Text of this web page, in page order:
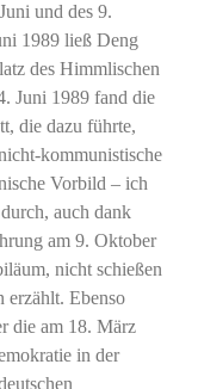
und des 9.
1989 ließ Deng
des Himmlischen
Juni 1989 fand die
die dazu führte,
kommunistische
Vorbild – ich
auch dank
am 9. Oktober
nicht schießen
erzählt. Ebenso
die am 18. März
in der